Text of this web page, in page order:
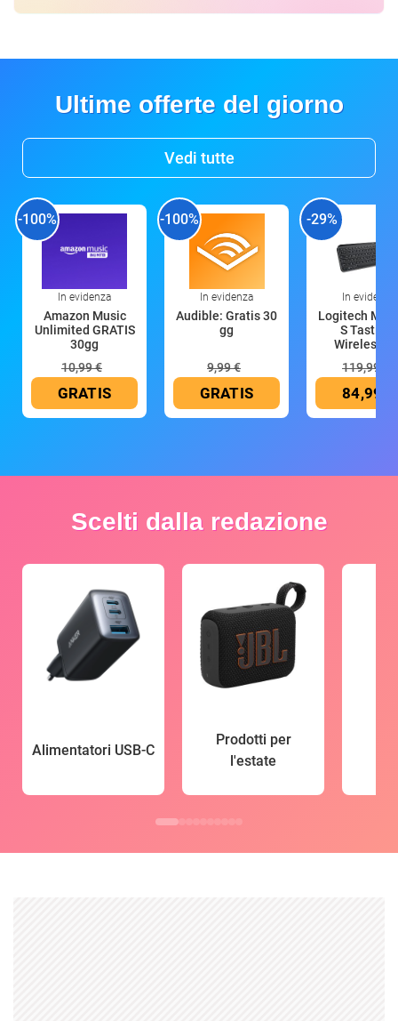
Ultime offerte del giorno
Vedi tutte
-100%
In evidenza
Amazon Music
Unlimited GRATIS
30gg
10,99 €
GRATIS
-100%
In evidenza
Audible: Gratis 30
gg
9,99 €
GRATIS
-29%
In evidenza
Logitech MX
S Tastiera
Wireless
119,99 €
84,99 €
Scelti dalla redazione
Alimentatori USB-C
Prodotti per
l'estate